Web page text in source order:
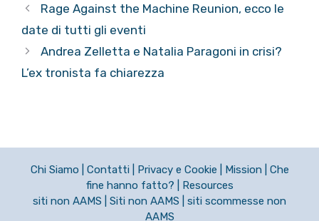
Rage Against the Machine Reunion, ecco le
date di tutti gli eventi
Andrea Zelletta e Natalia Paragoni in crisi?
L’ex tronista fa chiarezza
Chi Siamo Contatti Privacy e Cookie Mission
Che
fine hanno fatto?
Resources
siti non AAMS
Siti non AAMS
siti scommesse non
AAMS